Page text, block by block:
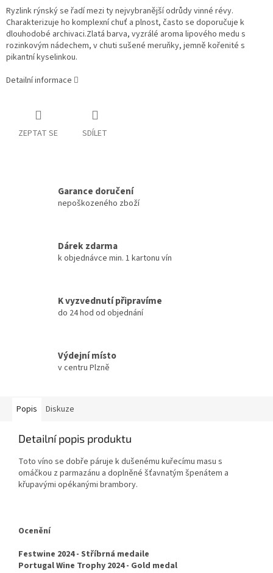
Ryzlink rýnský se řadí mezi ty nejvybranější odrůdy vinné révy.
Charakterizuje ho komplexní chuť a plnost, často se doporučuje k
dlouhodobé archivaci.Zlatá barva, vyzrálé aroma lipového medu s
rozinkovým nádechem, v chuti sušené meruňky, jemně kořenité s
pikantní kyselinkou.
Detailní informace
ZEPTAT SE SDÍLET
Garance doručení
nepoškozeného zboží
Dárek zdarma
k objednávce min. 1 kartonu vín
K vyzvednutí připravíme
do 24 hod od objednání
Výdejní místo
v centru Plzně
Popis Diskuze
Detailní popis produktu
Toto víno se dobře páruje k dušenému kuřecímu masu s
omáčkou z parmazánu a doplněné šťavnatým špenátem a
křupavými opékanými brambory.
Ocenění
Festwine 2024 - Stříbrná medaile
Portugal Wine Trophy 2024 - Gold medal